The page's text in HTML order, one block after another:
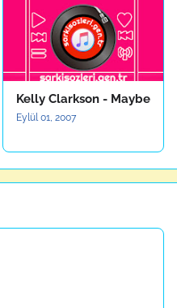
Kelly Clarkson - Maybe
Eylül 01, 2007